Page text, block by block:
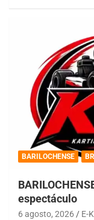
BARILOCHENSE
espectáculo
6 agosto, 2026 E-